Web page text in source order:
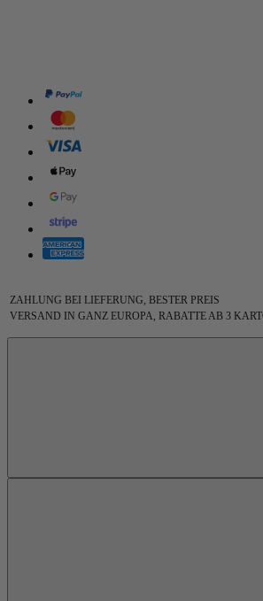
ZAHLUNG BEI LIEFERUNG, BESTER PREIS
VERSAND IN GANZ EUROPA, RABATTE AB 3